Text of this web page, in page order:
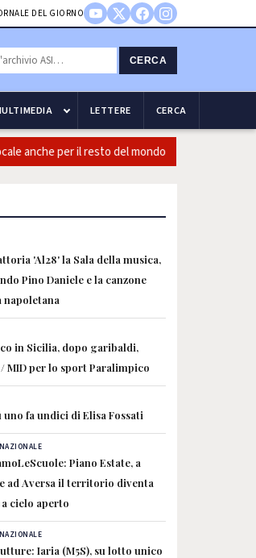
DEL GIORNO
CERCA
LETTERE CERCA
per il resto del mondo
'Al28' la Sala della musica,
Pino Daniele e la canzone
napoletana
in Sicilia, dopo garibaldi,
/ MID per lo sport Paralimpico
uno fa undici di Elisa Fossati
Piano Estate, a
ad Aversa il territorio diventa
cielo aperto
Iaria (M5S), su lotto unico